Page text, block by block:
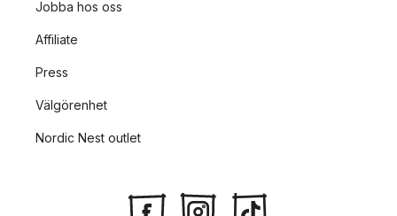
Jobba hos oss
Affiliate
Press
Välgörenhet
Nordic Nest outlet